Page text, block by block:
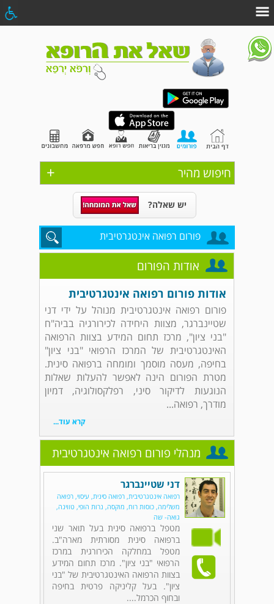
+ חיפוש מהיר
יש שאלה?
פורום רפואה אינטגרטיבית
אודות הפורום
אודות פורום רפואה אינטגרטיבית
פורום רפואה אינטגרטיבית מנוהל על ידי דני
שטיינברגר, מצוות היחידה לכירורגיה בביה"ח
"בני ציון", מרכז תחום המידע בצוות הרפואה
האינטגרטיבית של המרכז הרפואי "בני ציון"
בחיפה, מעסה מוסמך ומומחה ברפואה סינית.
מטרת הפורום הינה לאפשר להעלות שאלות
הנוגעות לדיקור סיני, רפלקסולוגיה, דמיון
מודרך, רפואה...
קרא עוד...
מנהלי פורום רפואה אינטגרטיבית
דני שטיינברגר
רפואה אינטגרטיבית, רפואה סינית, עיסוי, רפואה
משלימה, כוסות רוח, מוקסה, נרות הופי, טווינה,
גואה- שה
מטפל ברפואה סינית בעל תואר שני
ברפואה סינית מסורתית מארה"ב.
מטפל במחלקה הכירורגית במרכז
הרפואי "בני ציון". מרכז תחום המידע
בצוות הרפואה האינטגרטיבית של "בני
ציון". בעל קליניקה פרטית בחיפה
ובחוף הכרמל....